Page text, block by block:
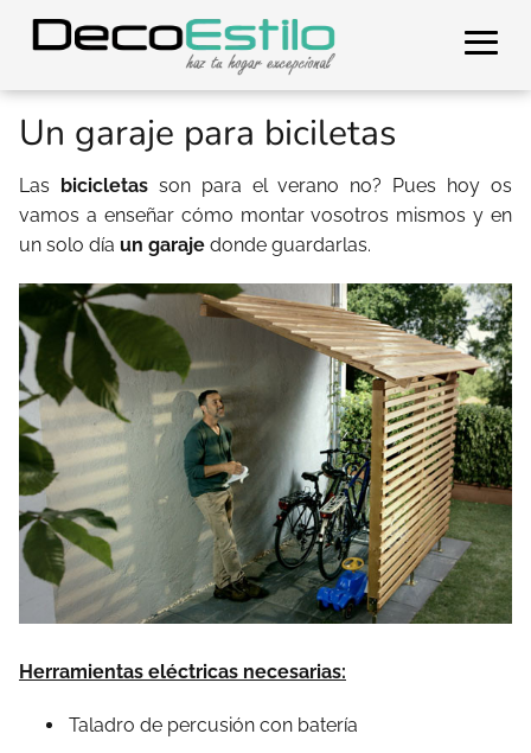
Un garaje para biciletas
Las bicicletas son para el verano no? Pues hoy os
vamos a enseñar cómo montar vosotros mismos y en
un solo día un garaje donde guardarlas.
Herramientas eléctricas necesarias:
Taladro de percusión con batería